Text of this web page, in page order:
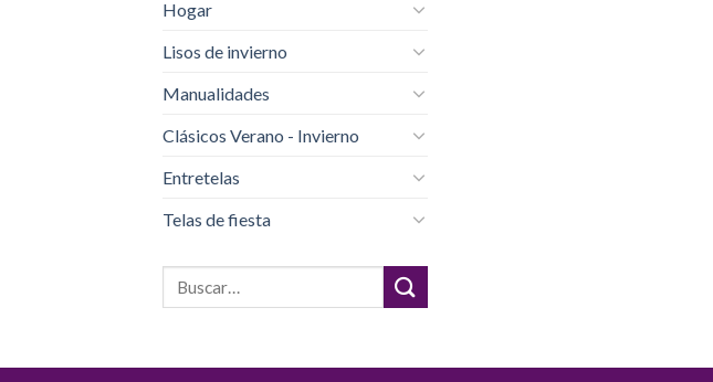
Hogar
Lisos de invierno
Manualidades
Clásicos Verano - Invierno
Entretelas
Telas de fiesta